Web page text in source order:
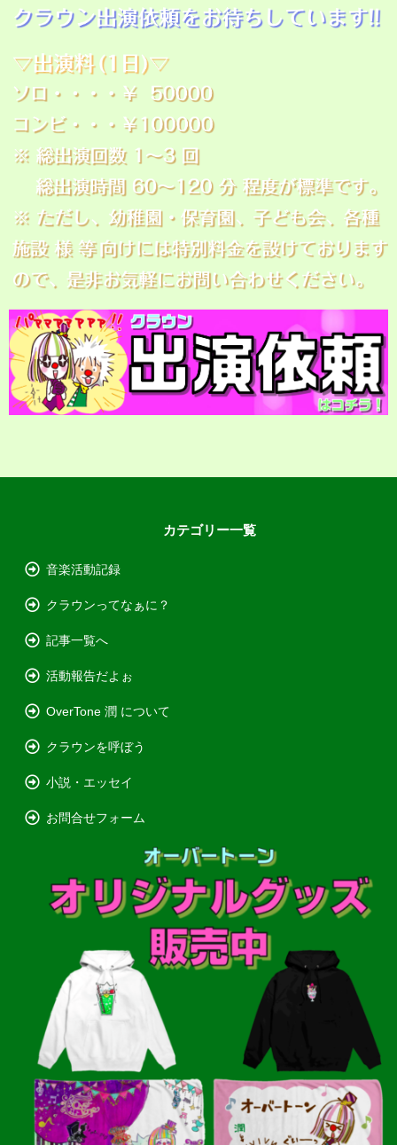
カテゴリー一覧
音楽活動記録
クラウンってなぁに？
記事一覧へ
活動報告だよぉ
OverTone 潤 について
クラウンを呼ぼう
小説・エッセイ
お問合せフォーム